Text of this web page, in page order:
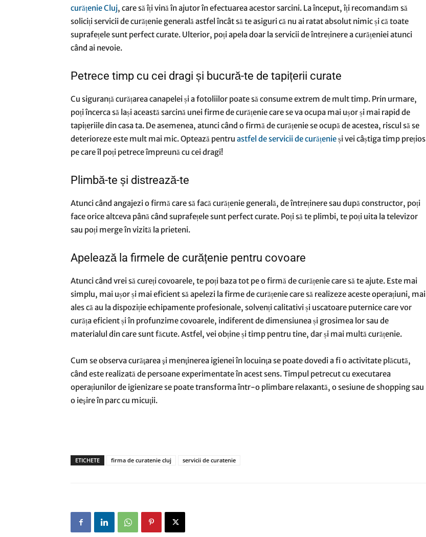
curățenie Cluj, care să îți vină în ajutor în efectuarea acestor sarcini. La început, îți recomandăm să
soliciți servicii de curățenie generală astfel încât să te asiguri că nu ai ratat absolut nimic și că toate
suprafețele sunt perfect curate. Ulterior, poți apela doar la servicii de întreținere a curățeniei atunci
când ai nevoie.
Petrece timp cu cei dragi și bucură-te de tapițerii curate
Cu siguranță curățarea canapelei și a fotoliilor poate să consume extrem de mult timp. Prin urmare,
poți încerca să lași această sarcină unei firme de curățenie care se va ocupa mai ușor și mai rapid de
tapițeriile din casa ta. De asemenea, atunci când o firmă de curățenie se ocupă de acestea, riscul să se
deterioreze este mult mai mic. Optează pentru astfel de servicii de curățenieși vei câștiga timp prețios
pe care îl poți petrece împreună cu cei dragi!
Plimbă-te și distrează-te
Atunci când angajezi o firmă care să facă curățenie generală, de întreținere sau după constructor, poți
face orice altceva până când suprafețele sunt perfect curate. Poți să te plimbi, te poți uita la televizor
sau poți merge în vizită la prieteni.
Apelează la firmele de curățenie pentru covoare
Atunci când vrei să cureți covoarele, te poți baza tot pe o firmă de curățenie care să te ajute. Este mai
simplu, mai ușor și mai eficient să apelezi la firme de curățenie care să realizeze aceste operațiuni, mai
ales că au la dispoziție echipamente profesionale, solvenți calitativi și uscatoare puternice care vor
curăța eficient și în profunzime covoarele, indiferent de dimensiunea și grosimea lor sau de
materialul din care sunt făcute. Astfel, vei obține și timp pentru tine, dar și mai multă curățenie.
Cum se observa curăţarea şi menţinerea igienei în locuinţa se poate dovedi a fi o activitate plăcută,
când este realizată de persoane experimentate în acest sens. Timpul petrecut cu executarea
operațiunilor de igienizare se poate transforma într-o plimbare relaxantă, o sesiune de shopping sau
o ieşire în parc cu micuţii.
ETICHETE firma de curatenie cluj servicii de curatenie